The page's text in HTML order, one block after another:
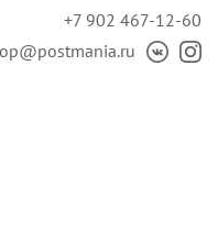
+7 902 467-12-60